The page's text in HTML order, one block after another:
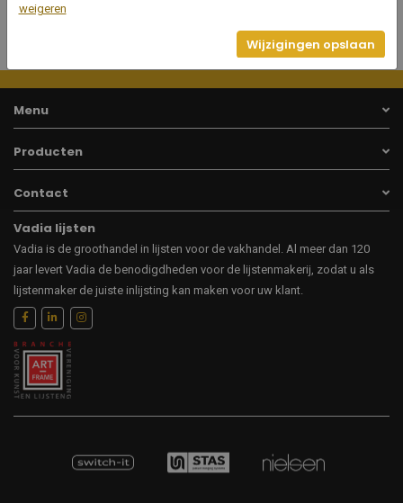
Menu
Producten
Contact
Vadia lijsten
Vadia is de groothandel in lijsten voor de vakhandel. Al meer dan 120
jaar levert Vadia de benodigdheden voor de lijstenmakerij, zodat u als
lijstenmaker de juiste inlijsting kan maken voor uw klant.
weigeren
Wijzigingen opslaan